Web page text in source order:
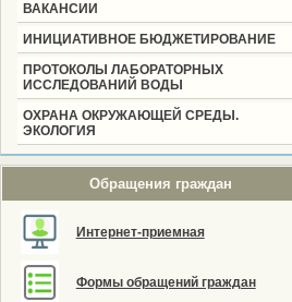
ВАКАНСИИ
ИНИЦИАТИВНОЕ БЮДЖЕТИРОВАНИЕ
ПРОТОКОЛЫ ЛАБОРАТОРНЫХ
ИССЛЕДОВАНИЙ ВОДЫ
ОХРАНА ОКРУЖАЮЩЕЙ СРЕДЫ.
ЭКОЛОГИЯ
Обращения граждан
Интернет-приемная
Формы обращений граждан